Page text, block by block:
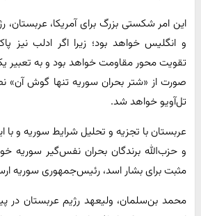
این امر ‌شکستی بزرگ برای آمریکا، عربستان،
و انگلیس خواهد بود؛ زیرا اگر ادلب نیز
تقویت محور مقاومت خواهد بود و به تعبیر
صورت از «شتر بحران سوریه تنها گوش آن»
تل‌آویو خواهد شد.
عربستان با تجزیه و تحلیل شرایط سوریه و با
و حزب‌الله برندگان بحران نفس‌گیر سوریه
مثبت‌ برای بشار اسد، رئیس‌جمهوری سوریه
محمد بن‌سلمان، ولیعهد رژیم عربستان ‌در